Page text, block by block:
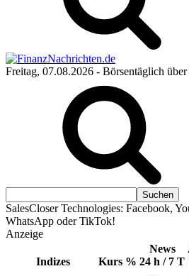
Freitag, 07.08.2026 - Börsentäglich
SalesCloser Technologies: Facebook,
WhatsApp oder TikTok!
Anzeige
Indizes Kurs %
News
24 h / 7 T